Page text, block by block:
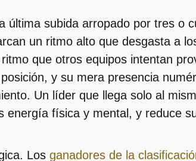
última subida arropado por tres o
un ritmo alto que desgasta a
que otros equipos intentan
y su mera presencia
Un líder que llega solo al
energía física y mental, y reduce
Los ganadores de la